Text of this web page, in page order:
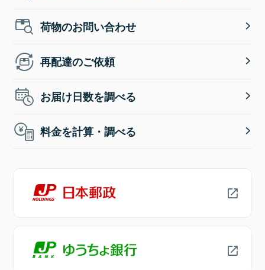
荷物のお問い合わせ
再配達のご依頼
お届け日数を調べる
料金を計算・調べる